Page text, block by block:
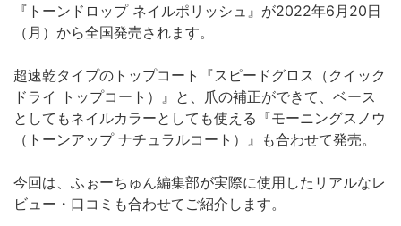
『トーンドロップ ネイルポリッシュ』が2022年6月20日
（月）から全国発売されます。
超速乾タイプのトップコート『スピードグロス（クイック
ドライ トップコート）』と、爪の補正ができて、ベース
としてもネイルカラーとしても使える『モーニングスノウ
（トーンアップ ナチュラルコート）』も合わせて発売。
今回は、ふぉーちゅん編集部が実際に使用したリアルなレ
ビュー・口コミも合わせてご紹介します。